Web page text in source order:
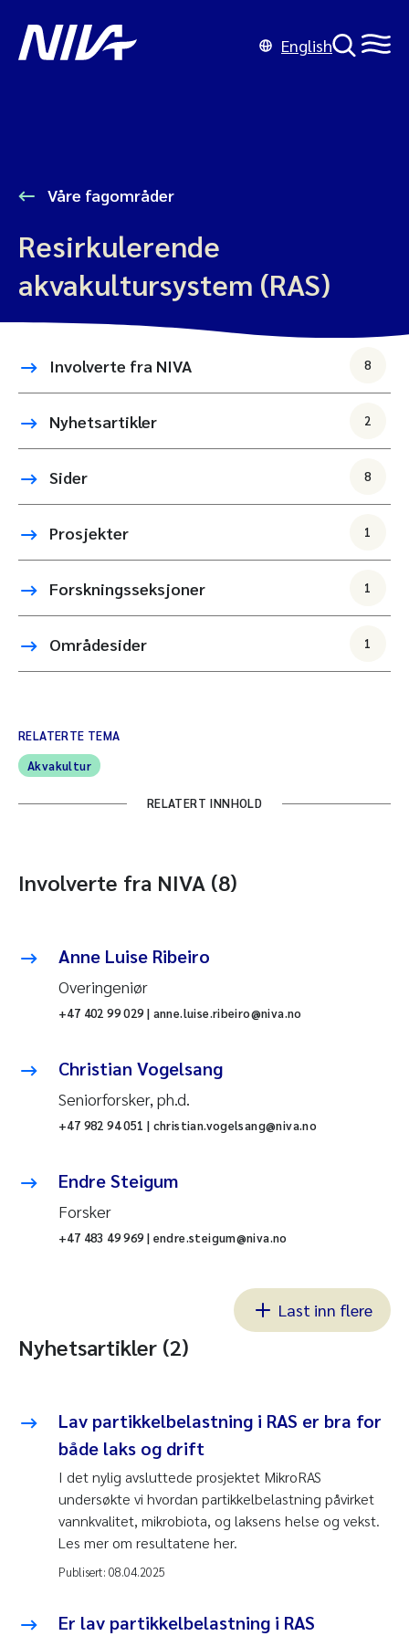
English
Våre fagområder
Resirkulerende
akvakultursystem (RAS)
Involverte fra NIVA 8
Nyhetsartikler 2
Sider 8
Prosjekter 1
Forskningsseksjoner 1
Områdesider 1
RELATERTE TEMA
Akvakultur
RELATERT INNHOLD
Involverte fra NIVA (8)
Anne Luise Ribeiro
Overingeniør
+47 402 99 029 | anne.luise.ribeiro@niva.no
Christian Vogelsang
Seniorforsker, ph.d.
+47 982 94 051 | christian.vogelsang@niva.no
Endre Steigum
Forsker
+47 483 49 969 | endre.steigum@niva.no
Last inn flere
Nyhetsartikler (2)
Lav partikkelbelastning i RAS er bra for
både laks og drift
I det nylig avsluttede prosjektet MikroRAS
undersøkte vi hvordan partikkelbelastning påvirket
vannkvalitet, mikrobiota, og laksens helse og vekst.
Les mer om resultatene her.
Publisert: 08.04.2025
Er lav partikkelbelastning i RAS